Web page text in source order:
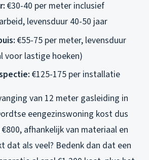
€30-40 per meter inclusief
levensduur 40-50 jaar
€55-75 per meter, levensduur
voor lastige hoeken)
€125-175 per installatie
van 12 meter gasleiding in
eengezinswoning kost dus
afhankelijk van materiaal en
dat als veel? Bedenk dan dat een